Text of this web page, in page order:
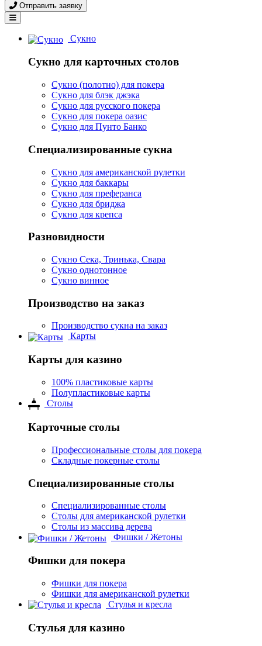
Отправить заявку
Сукно
Сукно для карточных столов
Сукно (полотно) для покера
Сукно для блэк джэка
Сукно для русского покера
Сукно для покера оазис
Сукно для Пунто Банко
Специализированные сукна
Сукно для американской рулетки
Сукно для баккары
Сукно для преферанса
Сукно для бриджа
Сукно для крепса
Разновидности
Сукно Сека, Тринька, Свара
Сукно однотонное
Сукно винное
Производство на заказ
Производство сукна на заказ
Карты
Карты для казино
100% пластиковые карты
Полупластиковые карты
Столы
Карточные столы
Профессиональные столы для покера
Складные покерные столы
Специализированные столы
Специализированные столы
Столы для американской рулетки
Столы из массива дерева
Фишки / Жетоны
Фишки для покера
Фишки для покера
Фишки для американской рулетки
Стулья и кресла
Стулья для казино